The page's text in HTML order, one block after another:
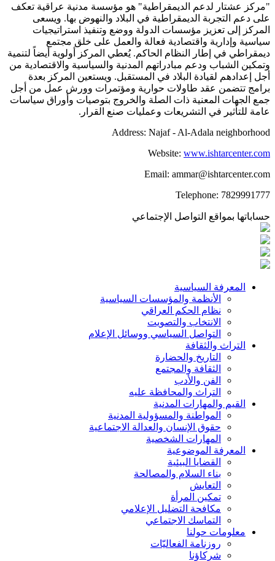
"مركز عشتار لدعم الديمقراطية" هو مؤسسة مدنية عراقية تعكف
على دعم التجربة الديمقراطية في البلاد والنهوض بها. ويسعى
المركز إلى تعزيز مؤسسات الدولة ووضع وتنفيذ استراتيجيات
سياسية وإدارية واقتصادية فعالة والعمل على خلق مجتمع
ديمقراطي في إطار النظام الحاكم. يُعطي المركز أولوية أيضاً لتنمية
وتمكين الشباب ودعم مبادراتهم المدنية والسياسية والاقتصادية من
أجل إعدادهم لقيادة البلاد في المستقبل. ويستعين المركز بعدة
برامج تتضمن عقد طاولات حوارية ومؤتمرات وورش عمل من أجل
جمع الجهات المعنية ذات الصلة والخروج بتوصيات وأوراق سياسات
عامة للتأثير في التشريعات وعمليات صنع القرار.
Address: Najaf - Al-Adala neighborhood
Website: www.ishtarcenter.com
Email: ammar@ishtarcenter.com
Telephone: 7829991777
حساباتها بمواقع التواصل الإجتماعي
Footer
المعرفة السياسية
الأنظمة والمؤسسات السياسية
نظام الحكم العراقي
الانتخاب والتصويت
التواصل السياسي ووسائل الإعلام
التراث والثقافة
التاريخ والحضارة
الثقافة والمجتمع
الفن والأدب
التراث والمحافظة عليه
القيم والمهارات المدنية
المواطنة والمسؤولية المدنية
حقوق الإنسان والعدالة الاجتماعية
المهارات الشخصية
المعرفة الموضوعية
القضايا البيئية
بناء السلام والمصالحة
التعايش
تمكين المرأة
مكافحة التضليل الإعلامي
التماسك الاجتماعي
معلومات حولنا
روزنامة الفعاليّات
شركاؤنا